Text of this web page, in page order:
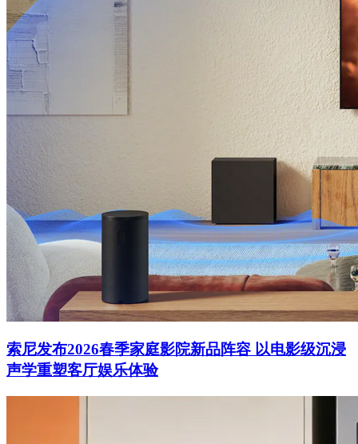
索尼发布2026春季家庭影院新品阵容 以电影级沉浸
声学重塑客厅娱乐体验